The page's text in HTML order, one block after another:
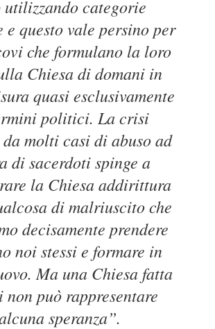
utilizzando categorie
questo vale persino per
che formulano la loro
Chiesa di domani in
quasi esclusivamente
politici. La crisi
molti casi di abuso ad
di sacerdoti spinge a
la Chiesa addirittura
di malriuscito che
decisamente prendere
noi stessi e formare in
Ma una Chiesa fatta
non può rappresentare
speranza”.